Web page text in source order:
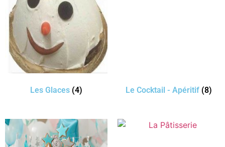
Les Glaces (4) Le Cocktail - Apéritif (8)